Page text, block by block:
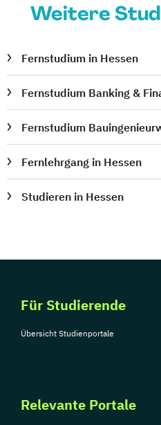
Weitere
Fernstudium in Hessen
Fernstudium Banking &
Fernstudium
Fernlehrgang in Hessen
Studieren in Hessen
Für Studierende
Übersicht Studienportale
Relevante Portale